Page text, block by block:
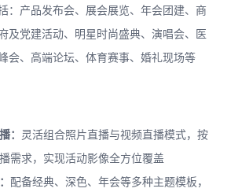
：产品发布会、展会展览、年会团建、商
及党建活动、明星时尚盛典、演唱会、医
会、高端论坛、体育赛事、婚礼现场等
： 灵活组合照片直播与视频直播模式，按
需求，实现活动影像全方位覆盖
配备经典、深色、年会等多种主题模板，